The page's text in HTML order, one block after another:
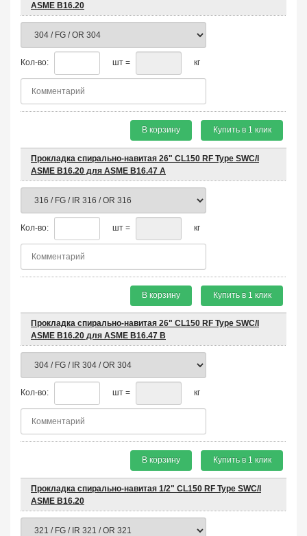
ASME B16.20
Кол-во: шт = кг
В корзину Купить в 1 клик
Прокладка спирально-навитая 26" CL150 RF Type SWC/I
ASME B16.20 для ASME B16.47 A
Кол-во: шт = кг
В корзину Купить в 1 клик
Прокладка спирально-навитая 26" CL150 RF Type SWC/I
ASME B16.20 для ASME B16.47 B
Кол-во: шт = кг
В корзину Купить в 1 клик
Прокладка спирально-навитая 1/2" CL150 RF Type SWC/I
ASME B16.20